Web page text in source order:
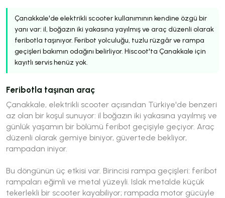
Çanakkale'de elektrikli scooter kullanımının kendine özgü bir
yanı var: il, boğazın iki yakasına yayılmış ve araç düzenli olarak
feribotla taşınıyor. Feribot yolculuğu, tuzlu rüzgâr ve rampa
geçişleri bakımın odağını belirliyor. Hiscoot'ta Çanakkale için
kayıtlı servis henüz yok.
Feribotla taşınan araç
Çanakkale, elektrikli scooter açısından Türkiye'de benzeri
az olan bir koşul sunuyor: il boğazın iki yakasına yayılmış ve
günlük yaşamın bir bölümü feribot geçişiyle geçiyor. Araç
düzenli olarak gemiye biniyor, güvertede bekliyor,
rampadan iniyor.
Bu döngünün üç etkisi var. Birincisi rampa geçişleri: feribot
rampaları eğimli ve metal yüzeyli. Islak metalde küçük
tekerlekli bir scooter kayabiliyor; rampada motor gücüyle